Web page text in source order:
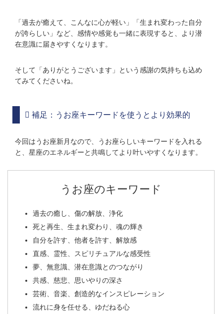
「過去が癒えて、こんなに心が軽い」「生まれ変わった自分
が誇らしい」など、感情や感覚も一緒に表現すると、より潜
在意識に届きやすくなります。
そして「ありがとうございます」という感謝の気持ちも込め
てみてくださいね。
補足：うお座キーワードを使うとより効果的
今回はうお座新月なので、うお座らしいキーワードを入れる
と、星座のエネルギーと共鳴してより叶いやすくなります。
うお座のキーワード
過去の癒し、傷の解放、浄化
死と再生、生まれ変わり、魂の輝き
自分を許す、他者を許す、解放感
直感、霊性、スピリチュアルな感受性
夢、無意識、潜在意識とのつながり
共感、慈悲、思いやりの深さ
芸術、音楽、創造的なインスピレーション
流れに身を任せる、ゆだねる心